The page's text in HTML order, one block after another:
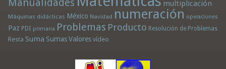
Manualidades multiplicación
Máquinas didácticas México Navidad numeración operaciones
Paz PDI primaria Problemas Producto Resolución de Problemas
Resta Suma Sumas Valores vídeo